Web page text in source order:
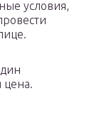
условия,
цена.